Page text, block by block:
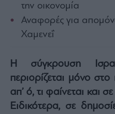
Vivants
Auto
Life
Style
Architecture
&
Design
την οικονομία
Αναφορές για
Χαμενεΐ
Η σύγκρουση
περιορίζεται μόνο
απ’ ό, τι φαίνεται και
Ειδικότερα, σε